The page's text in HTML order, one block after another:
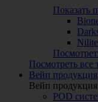
Показать
Посмотреть все
Вейп продукция
Вейп продукция
POD